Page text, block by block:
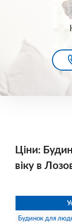
Ціни:
віку в
Будинок для